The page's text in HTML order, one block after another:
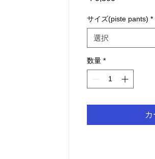
サイズ(piste pants) *
選択
数量 *